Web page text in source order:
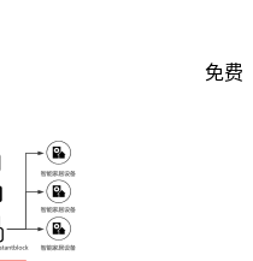
免费